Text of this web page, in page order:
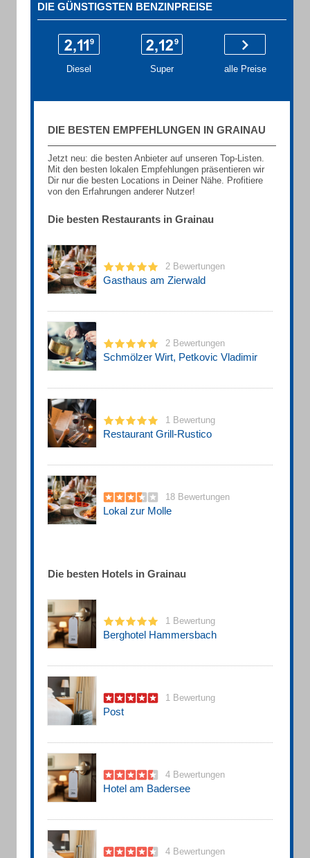
DIE GÜNSTIGSTEN BENZINPREISE
Diesel Super alle Preise
DIE BESTEN EMPFEHLUNGEN IN GRAINAU
Jetzt neu: die besten Anbieter auf unseren Top-Listen.
Mit den besten lokalen Empfehlungen präsentieren wir
Dir nur die besten Locations in Deiner Nähe. Profitiere
von den Erfahrungen anderer Nutzer!
Die besten Restaurants in Grainau
2 Bewertungen
Gasthaus am Zierwald
2 Bewertungen
Schmölzer Wirt, Petkovic Vladimir
1 Bewertung
Restaurant Grill-Rustico
18 Bewertungen
Lokal zur Molle
Die besten Hotels in Grainau
1 Bewertung
Berghotel Hammersbach
1 Bewertung
Post
4 Bewertungen
Hotel am Badersee
4 Bewertungen